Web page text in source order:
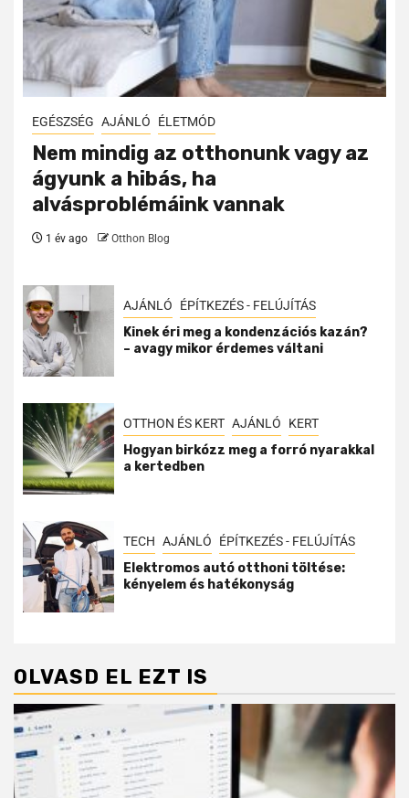
EGÉSZSÉG AJÁNLÓ ÉLETMÓD
Nem mindig az otthonunk vagy az
ágyunk a hibás, ha
alvásproblémáink vannak
1 év ago Otthon Blog
AJÁNLÓ ÉPÍTKEZÉS - FELÚJÍTÁS
Kinek éri meg a kondenzációs kazán?
– avagy mikor érdemes váltani
OTTHON ÉS KERT AJÁNLÓ KERT
Hogyan birkózz meg a forró nyarakkal
a kertedben
TECH AJÁNLÓ ÉPÍTKEZÉS - FELÚJÍTÁS
Elektromos autó otthoni töltése:
kényelem és hatékonyság
OLVASD EL EZT IS